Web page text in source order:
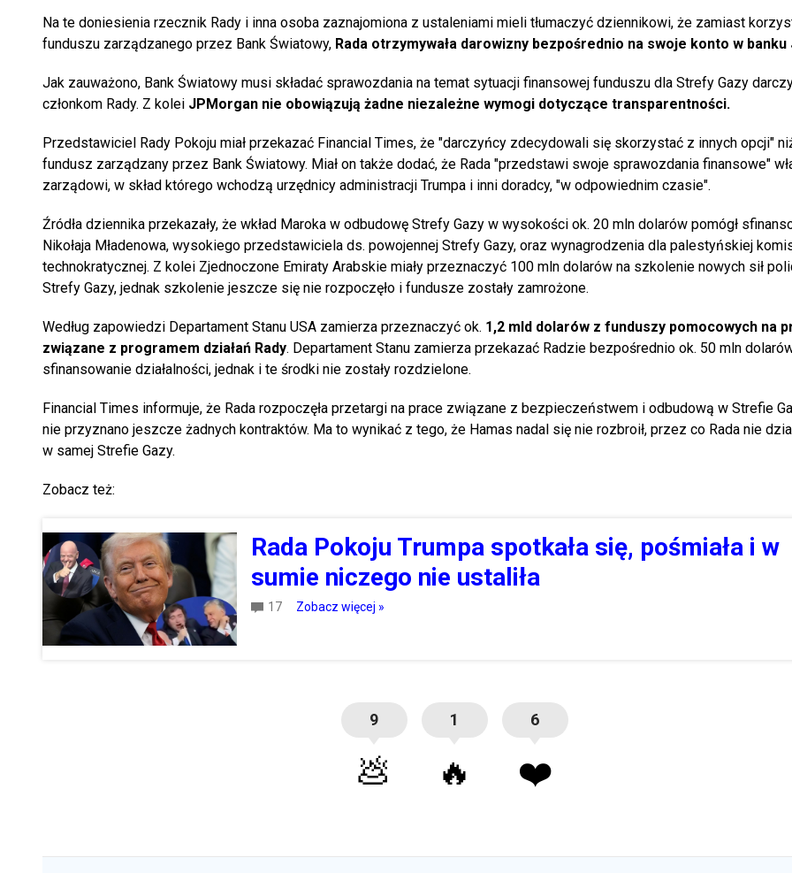
Na te doniesienia rzecznik Rady i inna osoba zaznajomiona z ustaleniami mieli tłumaczyć dziennikowi, że zamiast
funduszu zarządzanego przez Bank Światowy, Rada otrzymywała darowizny bezpośrednio na swoje konto w banku
Jak zauważono, Bank Światowy musi składać sprawozdania na temat sytuacji finansowej funduszu dla Strefy Gazy
członkom Rady. Z kolei JPMorgan nie obowiązują żadne niezależne wymogi dotyczące transparentności.
Przedstawiciel Rady Pokoju miał przekazać Financial Times, że "darczyńcy zdecydowali się skorzystać z innych opcji"
fundusz zarządzany przez Bank Światowy. Miał on także dodać, że Rada "przedstawi swoje sprawozdania finansowe"
zarządowi, w skład którego wchodzą urzędnicy administracji Trumpa i inni doradcy, "w odpowiednim czasie".
Źródła dziennika przekazały, że wkład Maroka w odbudowę Strefy Gazy w wysokości ok. 20 mln dolarów pomógł
Nikołaja Mładenowa, wysokiego przedstawiciela ds. powojennej Strefy Gazy, oraz wynagrodzenia dla palestyńskiej
technokratycznej. Z kolei Zjednoczone Emiraty Arabskie miały przeznaczyć 100 mln dolarów na szkolenie nowych sił
Strefy Gazy, jednak szkolenie jeszcze się nie rozpoczęło i fundusze zostały zamrożone.
Według zapowiedzi Departament Stanu USA zamierza przeznaczyć ok. 1,2 mld dolarów z funduszy pomocowych na
związane z programem działań Rady. Departament Stanu zamierza przekazać Radzie bezpośrednio ok. 50 mln
sfinansowanie działalności, jednak i te środki nie zostały rozdzielone.
Financial Times informuje, że Rada rozpoczęła przetargi na prace związane z bezpieczeństwem i odbudową w Strefie
nie przyznano jeszcze żadnych kontraktów. Ma to wynikać z tego, że Hamas nadal się nie rozbroił, przez co Rada nie
w samej Strefie Gazy.
Zobacz też:
Rada Pokoju Trumpa spotkała się, pośmiała i w
sumie niczego nie ustaliła
17 Zobacz więcej »
9
💩
1
🔥
6
❤️